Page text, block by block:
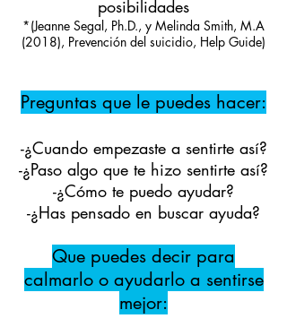
posibilidades
*(Jeanne Segal, Ph.D., y Melinda Smith, M.A
(2018), Prevención del suicidio, Help Guide)
Preguntas que le puedes hacer:
-¿Cuando empezaste a sentirte así?
-¿Paso algo que te hizo sentirte así?
-¿Cómo te puedo ayudar?
-¿Has pensado en buscar ayuda?
Que puedes decir para
calmarlo o ayudarlo a sentirse
mejor: